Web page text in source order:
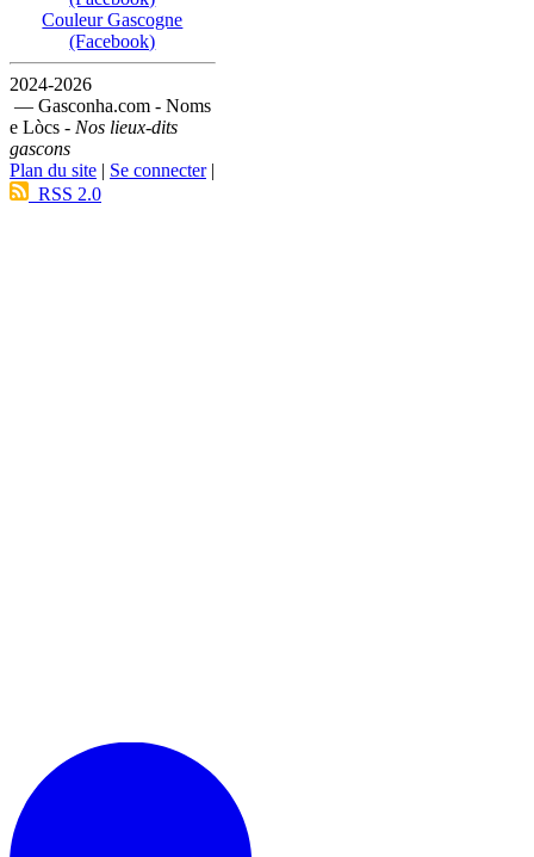
Couleur Gascogne
(Facebook)
2024-2026
— Gasconha.com - Noms
e Lòcs - Nos lieux-dits
gascons
Plan du site | Se connecter|
RSS 2.0